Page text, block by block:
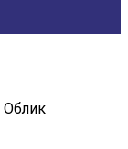
Облик